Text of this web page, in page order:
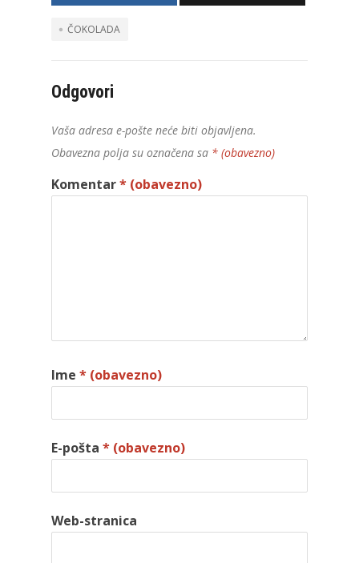
ČOKOLADA
Odgovori
Vaša adresa e-pošte neće biti objavljena.
Obavezna polja su označena sa * (obavezno)
Komentar* (obavezno)
Ime * (obavezno)
E-pošta * (obavezno)
Web-stranica